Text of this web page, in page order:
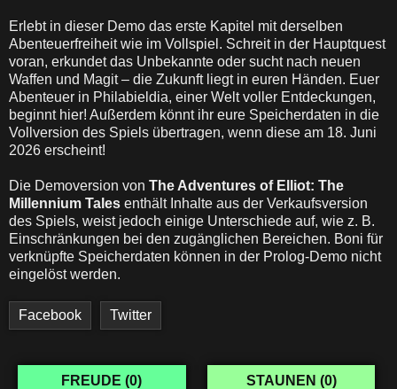
Erlebt in dieser Demo das erste Kapitel mit derselben
Abenteuerfreiheit wie im Vollspiel. Schreit in der Hauptquest
voran, erkundet das Unbekannte oder sucht nach neuen
Waffen und Magit – die Zukunft liegt in euren Händen. Euer
Abenteuer in Philabieldia, einer Welt voller Entdeckungen,
beginnt hier! Außerdem könnt ihr eure Speicherdaten in die
Vollversion des Spiels übertragen, wenn diese am 18. Juni
2026 erscheint!
Die Demoversion von The Adventures of Elliot: The
Millennium Tales enthält Inhalte aus der Verkaufsversion
des Spiels, weist jedoch einige Unterschiede auf, wie z. B.
Einschränkungen bei den zugänglichen Bereichen. Boni für
verknüpfte Speicherdaten können in der Prolog-Demo nicht
eingelöst werden.
Facebook Twitter
FREUDE (0) STAUNEN (0)